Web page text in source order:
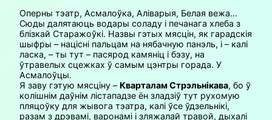
Оперны тэатр, Асмалоўка, Аліварыя, Белая вежа…
Сюды далятаюць водары соладу і печанага хлеба з
блізкай Старажоўкі. Назвы гэтых мясцін, як гарадскія
шыфры – націсні пальцам на нябачную панэль, і – калі
ласка, – ты тут – пасярод камяніц і бэзу, на
ўтравелых сцежках ў самым цэнтры горада. У
Асмалоўцы.
Я заву гэтую мясціну –Кварталам Стрэльнікава, бо ў
колішнім даўнім лістападзе ён зладзіў тут рухомую
пляцоўку для жывога тэатра, калі ўсе ўдзельнікі,
разам з дрэвамі, варонамі і зляжалай травой, дыхалі